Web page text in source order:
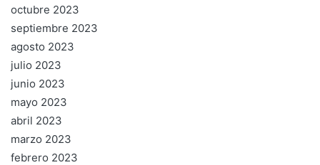
octubre 2023
septiembre 2023
agosto 2023
julio 2023
junio 2023
mayo 2023
abril 2023
marzo 2023
febrero 2023